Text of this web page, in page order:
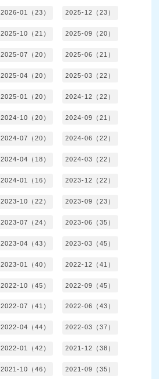
2026-01（23） 2025-12（23）
2025-10（21） 2025-09（20）
2025-07（20） 2025-06（21）
2025-04（20） 2025-03（22）
2025-01（20） 2024-12（22）
2024-10（20） 2024-09（21）
2024-07（20） 2024-06（22）
2024-04（18） 2024-03（22）
2024-01（16） 2023-12（22）
2023-10（22） 2023-09（23）
2023-07（24） 2023-06（35）
2023-04（43） 2023-03（45）
2023-01（40） 2022-12（41）
2022-10（45） 2022-09（45）
2022-07（41） 2022-06（43）
2022-04（44） 2022-03（37）
2022-01（42） 2021-12（38）
2021-10（46） 2021-09（35）